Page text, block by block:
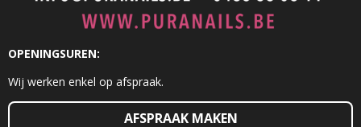
OPENINGSUREN:
Wij werken enkel op afspraak.
AFSPRAAK MAKEN